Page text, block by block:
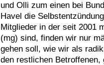
und Olli zum einen bei
Havel die
Mitglieder in der seit 2001
(mg) sind, finden wir nur
gehen soll, wie wir als
den restlichen